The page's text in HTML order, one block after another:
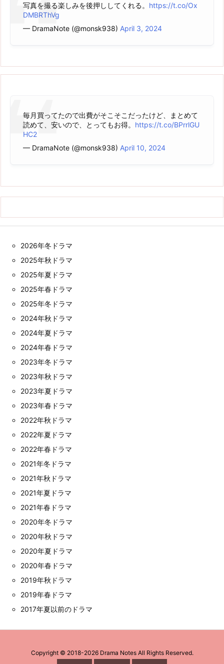
写真を撮る楽しみを後押ししてくれる。 https://t.co/Ox
DMBRThVg
— DramaNote (@monsk938) April 3, 2024
毎月買ってたので出費がそこそこだったけど、まとめて
読めて、安いので、とってもお得。 https://t.co/BPrrlGU
HC2
— DramaNote (@monsk938) April 10, 2024
2026年冬ドラマ
2025年秋ドラマ
2025年夏ドラマ
2025年春ドラマ
2025年冬ドラマ
2024年秋ドラマ
2024年夏ドラマ
2024年春ドラマ
2023年冬ドラマ
2023年秋ドラマ
2023年夏ドラマ
2023年春ドラマ
2022年秋ドラマ
2022年夏ドラマ
2022年春ドラマ
2021年冬ドラマ
2021年秋ドラマ
2021年夏ドラマ
2021年春ドラマ
2020年冬ドラマ
2020年秋ドラマ
2020年夏ドラマ
2020年春ドラマ
2019年秋ドラマ
2019年春ドラマ
2017年夏以前のドラマ
Copyright © 2018-2026 Drama NotesAll Rights Reserved.